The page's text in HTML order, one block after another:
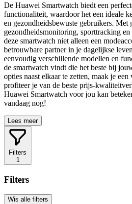
De Huawei Smartwatch biedt een
functionaliteit, waardoor het een ideale
en gezondheidsbewuste gebruikers. Met
gezondheidsmonitoring, sporttracking
deze smartwatch niet alleen een
betrouwbare partner in je dagelijkse
eenvoudig verschillende modellen en
de smartwatch vindt die het beste bij
opties naast elkaar te zetten, maak je
profiteer je van de beste prijs-
Huawei Smartwatch voor jou kan
vandaag nog!
Lees meer
Filters
1
Filters
Wis alle filters